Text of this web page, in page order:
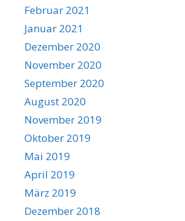
Februar 2021
Januar 2021
Dezember 2020
November 2020
September 2020
August 2020
November 2019
Oktober 2019
Mai 2019
April 2019
März 2019
Dezember 2018